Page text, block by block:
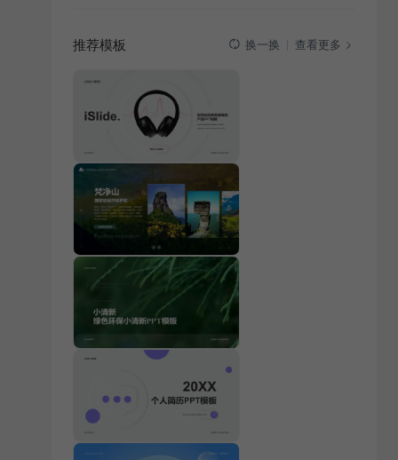
推荐模板 换一换 查看更多